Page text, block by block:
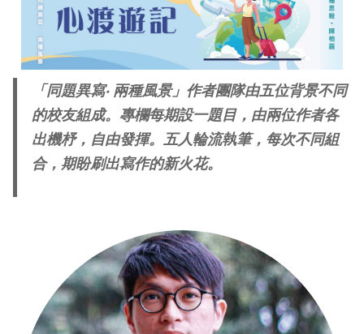
新亞影集
影片庫
New Asianships
「同題異寫‧ 兩種風景」作者團隊由五位背景不同
的校友組成。專欄每期設一題目，由兩位作者各
出機杼，自由發揮。五人輪流執筆，每次不同組
合，期盼刷出寫作的新火花。